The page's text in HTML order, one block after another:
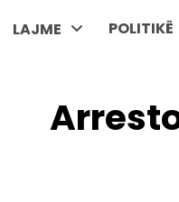
LAJME POLITIKË